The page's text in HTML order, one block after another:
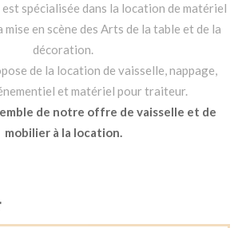
spécialisée dans la location de matériel
en scène des Arts de la table et de la
décoration.
de la location de vaisselle, nappage,
et matériel pour traiteur.
de notre offre de vaisselle et de
mobilier à la location.